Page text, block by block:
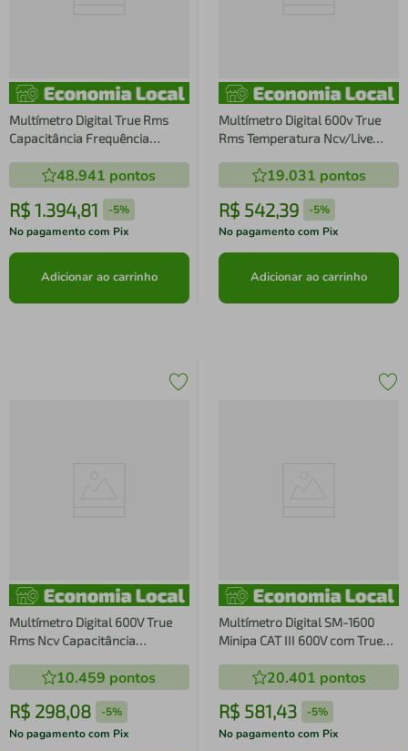
Multímetro Digital True Rms
Capacitância Frequência
Usb ET-2233 Minipa
48.941 pontos
R$ 1.394,81 -5%
No pagamento com Pix
Adicionar ao carrinho
Multímetro Digital 600v True
Rms Temperatura Ncv/Live
2042F Minipa
19.031 pontos
R$ 542,39 -5%
No pagamento com Pix
Adicionar ao carrinho
Multímetro Digital 600V True
Rms Ncv Capacitância
10.459 pontos
R$ 298,08 -5%
No pagamento com Pix
Multímetro Digital SM-1600
Minipa CAT III 600V com True
de Temperatura
20.401 pontos
R$ 581,43 -5%
No pagamento com Pix